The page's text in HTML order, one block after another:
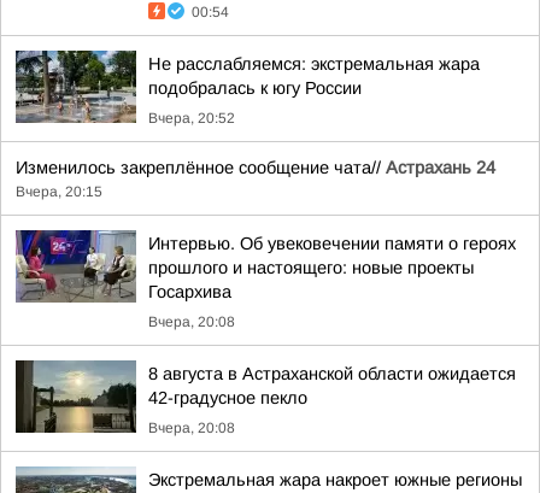
00:54
Не расслабляемся: экстремальная жара
подобралась к югу России
Вчера, 20:52
Изменилось закреплённое сообщение чата// Астрахань 24
Вчера, 20:15
Интервью. Об увековечении памяти о героях
прошлого и настоящего: новые проекты
Госархива
Вчера, 20:08
8 августа в Астраханской области ожидается
42-градусное пекло
Вчера, 20:08
Экстремальная жара накроет южные регионы